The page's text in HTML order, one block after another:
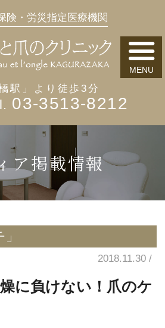
険・労災指定医療機関
駅」より徒歩3分
03-3513-8212
ア掲載情報
2018.11.30
燥に負けない！爪のケ